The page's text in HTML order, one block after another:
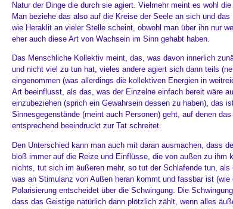
Natur der Dinge die durch sie agiert. Vielmehr meint es wohl
Man beziehe das also auf die Kreise der Seele an sich und
wie Heraklit an vieler Stelle scheint, obwohl man über ihn nur
eher auch diese Art von Wachsein im Sinn gehabt haben.
Das Menschliche Kollektiv meint, das, was davon innerlich
und nicht viel zu tun hat, vieles andere agiert sich dann teils
eingenommen (was allerdings die kollektiven Energien in
Art beeinflusst, als das, was der Einzelne einfach bereit wäre
einzubeziehen (sprich ein Gewahrsein dessen zu haben), das
Sinnesgegenstände (meint auch Personen) geht, auf denen
entsprechend beeindruckt zur Tat schreitet.
Den Unterschied kann man auch mit daran ausmachen, dass
bloß immer auf die Reize und Einflüsse, die von außen zu
nichts, tut sich im äußeren mehr, so tut der Schlafende tun,
was an Stimulanz von Außen heran kommt und fassbar ist
Polarisierung entscheidet über die Schwingung. Die
dass das Geistige natürlich dann plötzlich zählt, wenn alles